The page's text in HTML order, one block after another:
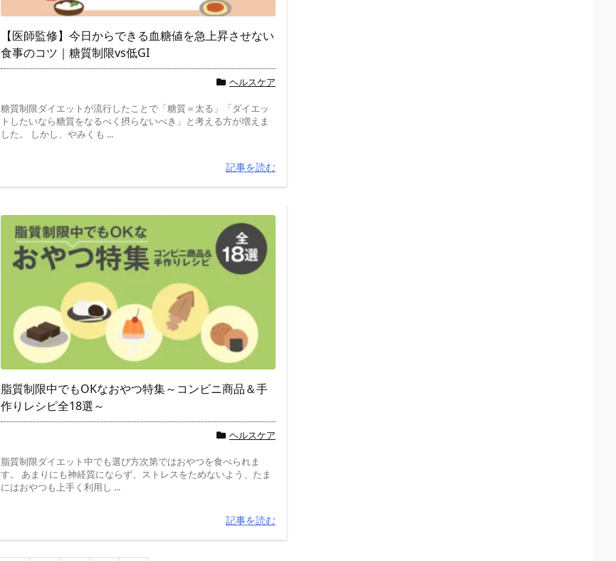
【医師監修】今日からできる血糖値を急上昇させない
食事のコツ｜糖質制限vs低GI
ヘルスケア
糖質制限ダイエットが流行したことで「糖質＝太る」「ダイエッ
トしたいなら糖質をなるべく摂らないべき」と考える方が増えま
した。 しかし、やみくも ...
記事を読む
脂質制限中でもOKなおやつ特集～コンビニ商品＆手
作りレシピ全18選～
ヘルスケア
脂質制限ダイエット中でも選び方次第ではおやつを食べられま
す。 あまりにも神経質にならず、ストレスをためないよう、たま
にはおやつも上手く利用し ...
記事を読む